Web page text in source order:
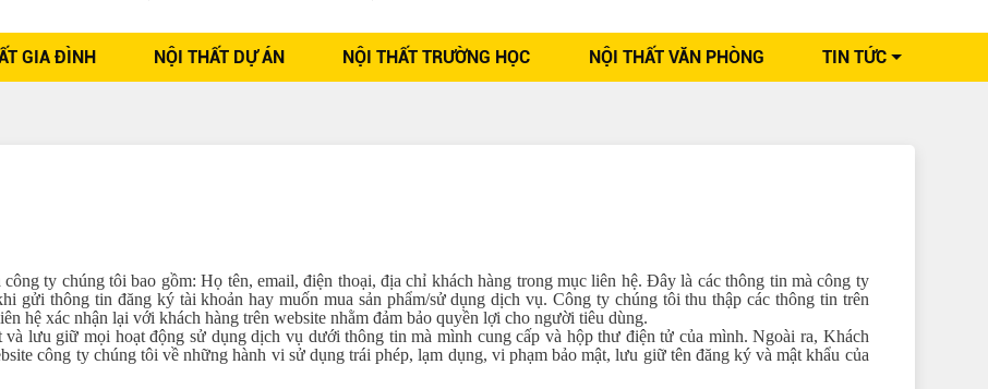
GIA ĐÌNH NỘI THẤT DỰ ÁN NỘI THẤT TRƯỜNG HỌC NỘI THẤT VĂN PHÒNG TIN TỨC
ty chúng tôi bao gồm: Họ tên, email, điện thoại, địa chỉ khách hàng trong mục liên hệ. Đây là các thông tin mà công ty
gửi thông tin đăng ký tài khoản hay muốn mua sản phẩm/sử dụng dịch vụ. Công ty chúng tôi thu thập các thông tin trên
hệ xác nhận lại với khách hàng trên website nhằm đảm bảo quyền lợi cho người tiêu dùng.
và lưu giữ mọi hoạt động sử dụng dịch vụ dưới thông tin mà mình cung cấp và hộp thư điện tử của mình. Ngoài ra, Khách
công ty chúng tôi về những hành vi sử dụng trái phép, lạm dụng, vi phạm bảo mật, lưu giữ tên đăng ký và mật khẩu của